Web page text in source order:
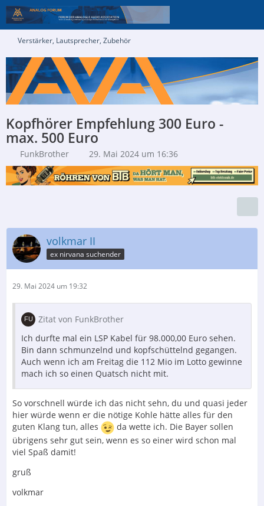
Verstärker, Lautsprecher, Zubehör
Kopfhörer Empfehlung 300 Euro -
max. 500 Euro
FunkBrother 29. Mai 2024 um 16:36
volkmar II
ex nirvana suchender
29. Mai 2024 um 19:32
Zitat von FunkBrother
Ich durfte mal ein LSP Kabel für 98.000,00 Euro sehen.
Bin dann schmunzelnd und kopfschüttelnd gegangen.
Auch wenn ich am Freitag die 112 Mio im Lotto gewinne
mach ich so einen Quatsch nicht mit.
So vorschnell würde ich das nicht sehn, du und quasi jeder
hier würde wenn er die nötige Kohle hätte alles für den
guten Klang tun, alles
da wette ich. Die Bayer sollen
übrigens sehr gut sein, wenn es so einer wird schon mal
viel Spaß damit!
gruß
volkmar